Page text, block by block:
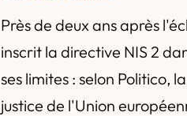
Près de deux ans après
inscrit la directive NIS 2
ses limites : selon Politico,
justice de l'Union